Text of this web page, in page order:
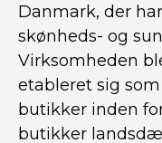
Danmark, der
skønheds- og
Virksomheden
etableret sig
butikker inden
butikker